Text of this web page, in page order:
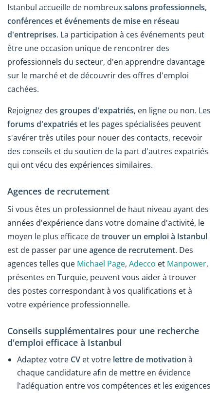
Istanbul accueille de nombreuxsalons professionnels,
conférences et événements de mise en réseau
d'entreprises. La participation à ces événements peut
être une occasion unique de rencontrer des
professionnels du secteur, d'en apprendre davantage
sur le marché et de découvrir des offres d'emploi
cachées.
Rejoignez des groupes d'expatriés, en ligne ou non. Les
forums d'expatriés et les pages spécialisées peuvent
s'avérer très utiles pour nouer des contacts, recevoir
des conseils et du soutien de la part d'autres expatriés
qui ont vécu des expériences similaires.
Agences de recrutement
Si vous êtes un professionnel de haut niveau ayant des
années d'expérience dans votre domaine d'activité, le
moyen le plus efficace detrouver un emploi à Istanbul
est de passer par uneagence de recrutement. Des
agences telles que Michael Page, Adecco et Manpower,
présentes en Turquie, peuvent vous aider à trouver
des postes correspondant à vos qualifications et à
votre expérience professionnelle.
Conseils supplémentaires pour une recherche
d'emploi efficace à Istanbul
Adaptez votre CV et votre lettre de motivation à
chaque candidature afin de mettre en évidence
l'adéquation entre vos compétences et les exigences